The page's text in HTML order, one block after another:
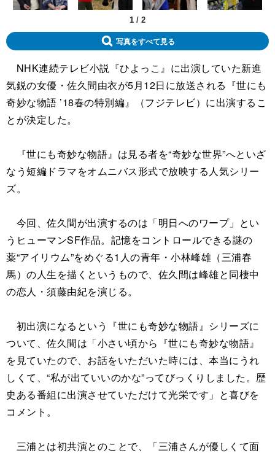
1 / 2
写真をすべて見る
NHK連続テレビ小説『ひよっこ』に出演していた新進
気鋭の女優・佐久間由衣が5月12日に放送される『世にも
奇妙な物語 ’18春の特別編』（フジテレビ）に出演するこ
とが決定した。
『世にも奇妙な物語』は見る者を“奇妙な世界”へといざ
なう短編ドラマをオムニバス形式で放映する人気シリー
ズ。
今回、佐久間が出演するのは「明日へのワープ」とい
うヒューマンSF作品。記憶をコントロールできる謎の
薬“アイリウム”をめぐる1人の青年・小林峰雄（三浦春
馬）の人生を描くというもので、佐久間は峰雄と同棲中
の恋人・須藤由紀を演じる。
初出演になるという『世にも奇妙な物語』シリーズに
ついて、佐久間は「小さい頃から『世にも奇妙な物語』
を見ていたので、お話をいただいた時には、本当にうれ
しくて、“私が出ていいのかな”ってびっくりしました。歴
史ある番組に出演させていただけて光栄です」と喜びを
コメント。
三浦とは初共演とのことで、「三浦さんが優しくて面